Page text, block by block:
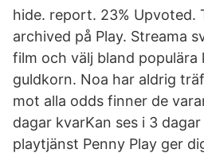
hide. report. 23% Upvoted.
archived på Play. Streama
film och välj bland populära
guldkorn. Noa har aldrig
mot alla odds finner de
dagar kvarKan ses i 3
playtjänst Penny Play ger